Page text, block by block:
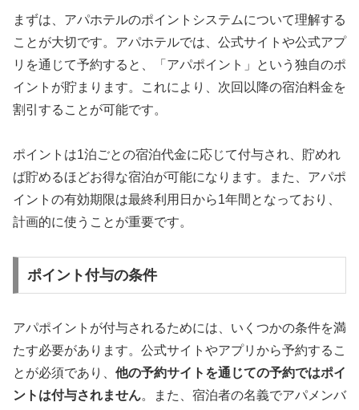
まずは、アパホテルのポイントシステムについて理解する
ことが大切です。アパホテルでは、公式サイトや公式アプ
リを通じて予約すると、「アパポイント」という独自のポ
イントが貯まります。これにより、次回以降の宿泊料金を
割引することが可能です。
ポイントは1泊ごとの宿泊代金に応じて付与され、貯めれ
ば貯めるほどお得な宿泊が可能になります。また、アパポ
イントの有効期限は最終利用日から1年間となっており、
計画的に使うことが重要です。
ポイント付与の条件
アパポイントが付与されるためには、いくつかの条件を満
たす必要があります。公式サイトやアプリから予約するこ
とが必須であり、 他の予約サイトを通じての予約ではポイ
ントは付与されません。また、宿泊者の名義でアパメンバ